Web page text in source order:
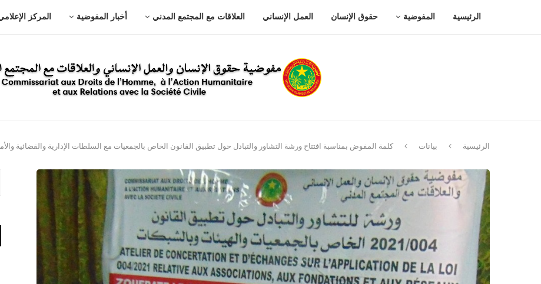
الرئيسية المفوضية حقوق الإنسان العمل الإنساني العلاقات مع المجتمع المدني أخبار المفوضية المركز
الرئيسية بيانات كلمة المفوض بمناسبة افتتاح ورشة التشاور والتبادل حول تطبيق القانون الخاص بالجمعيات مع السلطات الإدارية والقضائية